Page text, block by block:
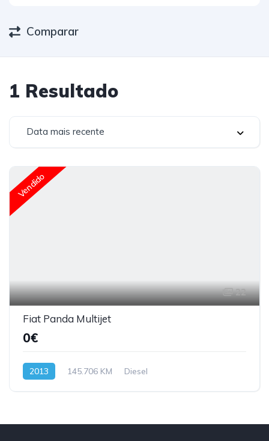
Comparar
1 Resultado
Data mais recente
Vendido
22
Fiat Panda Multijet
0€
2013 145.706 KM Diesel